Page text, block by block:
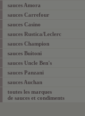
sauces Amora
sauces Carrefour
sauces Casino
sauces Rustica/Leclerc
sauces Champion
sauces Buitoni
sauces Uncle Ben's
sauces Panzani
sauces Auchan
toutes les marques
de sauces et condiments